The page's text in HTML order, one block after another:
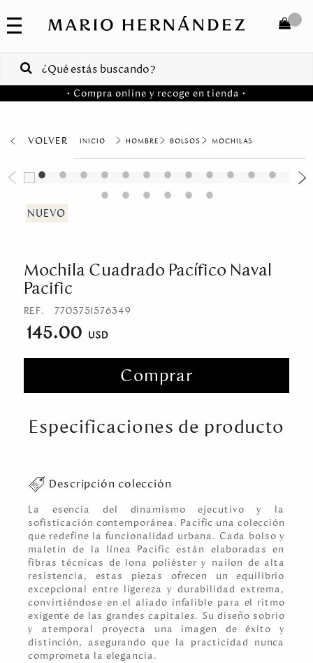
COLECCIONES
VENTAS
CORPORATIVAS
Venezuela
COMPRAR
• Compra online y recoge en tienda •
VOLVER HOMBRE BOLSOS MOCHILAS
Mochila Cuadrado Pacífico Naval
Pacific
REF. 7705751576349
145.00
Comprar
Especificaciones de producto
Descripción colección
La esencia del dinamismo ejecutivo y la
sofisticación contemporánea. Pacific una colección
que redefine la funcionalidad urbana. Cada bolso y
maletín de la línea Pacific están elaboradas en
fibras técnicas de lona poliéster y nailon de alta
resistencia, estas piezas ofrecen un equilibrio
excepcional entre ligereza y durabilidad extrema,
convirtiéndose en el aliado infalible para el ritmo
exigente de las grandes capitales. Su diseño sobrio
y atemporal proyecta una imagen de éxito y
distinción, asegurando que la practicidad nunca
comprometa la elegancia.